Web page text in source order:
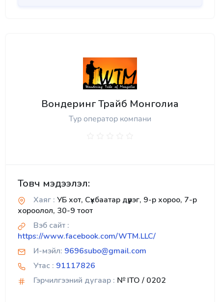
Вондеринг Трайб Монголиа
Тур оператор компани
Товч мэдээлэл:
Хаяг : УБ хот, Сүхбаатар дүүрэг, 9-р хороо, 7-р
хороолол, 30-9 тоот
Вэб сайт :
https://www.facebook.com/WTM.LLC/
И-мэйл: 9696subo@gmail.com
Утас : 91117826
Гэрчилгээний дугаар : № ITO / 0202